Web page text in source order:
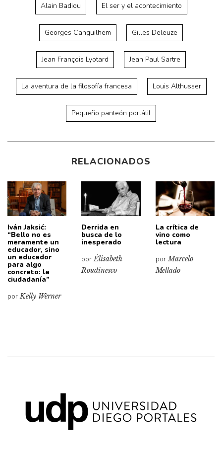
Alain Badiou El ser y el acontecimiento
Georges Canguilhem Gilles Deleuze
Jean François Lyotard Jean Paul Sartre
La aventura de la filosofía francesa Louis Althusser
Pequeño panteón portátil
RELACIONADOS
Iván Jaksić:
“Bello no es
meramente un
educador, sino
un educador
para algo
concreto: la
ciudadanía”
porKelly Werner
Derrida en
busca de lo
inesperado
porÉlisabeth
Roudinesco
La crítica de
vino como
lectura
porMarcelo
Mellado